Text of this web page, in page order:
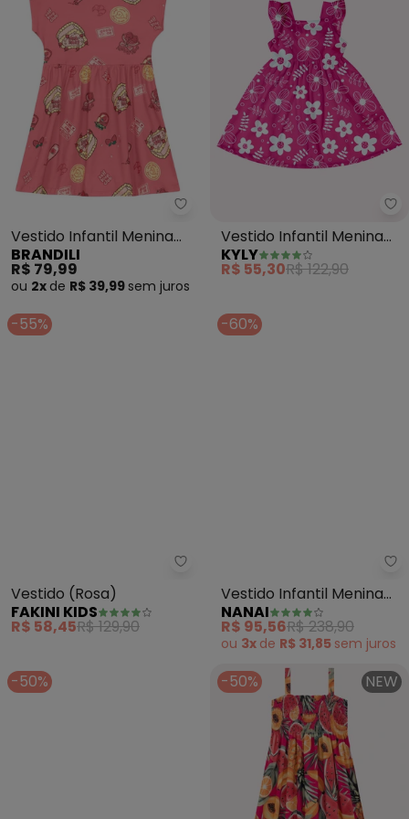
Brandili - Vestido Infantil
Vestido Infantil Menina
em Meia Malha (Rosa)
BRANDILI
R$ 79,99
ou 2x de R$ 39,99 sem juros
Vestido Infantil Menina
Flores (Rosa)
KYLY
R$ 55,30R$ 122,90
-55%
Fakini Kids - Vestido (Rosa)
Vestido (Rosa)
FAKINI KIDS
R$ 58,45R$ 129,90
-60%
Vestido Infantil Menina
em Algodão (Rosa)
NANAI
R$ 95,56R$ 238,90
ou 3x de R$ 31,85 semjuros
-50% -50% NEW